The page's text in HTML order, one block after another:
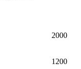
2000
1200